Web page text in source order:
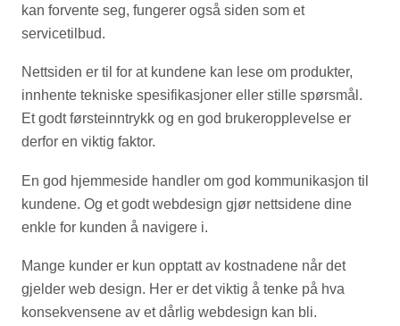
kan forvente seg, fungerer også siden som et
servicetilbud.
Nettsiden er til for at kundene kan lese om produkter,
innhente tekniske spesifikasjoner eller stille spørsmål.
Et godt førsteinntrykk og en god brukeropplevelse er
derfor en viktig faktor.
En god hjemmeside handler om god kommunikasjon til
kundene. Og et godt webdesign gjør nettsidene dine
enkle for kunden å navigere i.
Mange kunder er kun opptatt av kostnadene når det
gjelder web design. Her er det viktig å tenke på hva
konsekvensene av et dårlig webdesign kan bli.